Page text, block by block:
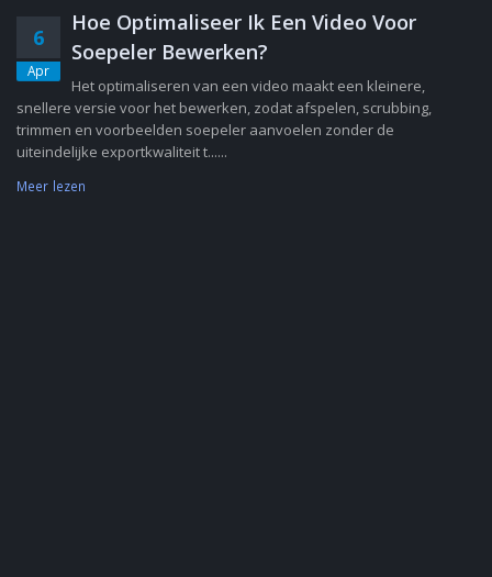
6
Apr
Hoe Optimaliseer Ik Een Video Voor
Soepeler Bewerken?
Het optimaliseren van een video maakt een kleinere,
snellere versie voor het bewerken, zodat afspelen, scrubbing,
trimmen en voorbeelden soepeler aanvoelen zonder de
uiteindelijke exportkwaliteit t......
Meer lezen